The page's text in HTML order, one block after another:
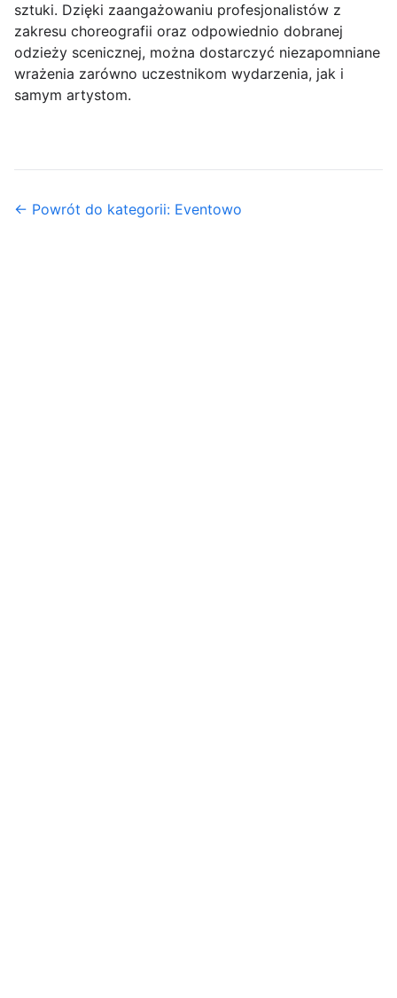
sztuki. Dzięki zaangażowaniu profesjonalistów z
zakresu choreografii oraz odpowiednio dobranej
odzieży scenicznej, można dostarczyć niezapomniane
wrażenia zarówno uczestnikom wydarzenia, jak i
samym artystom.
← Powrót do kategorii: Eventowo